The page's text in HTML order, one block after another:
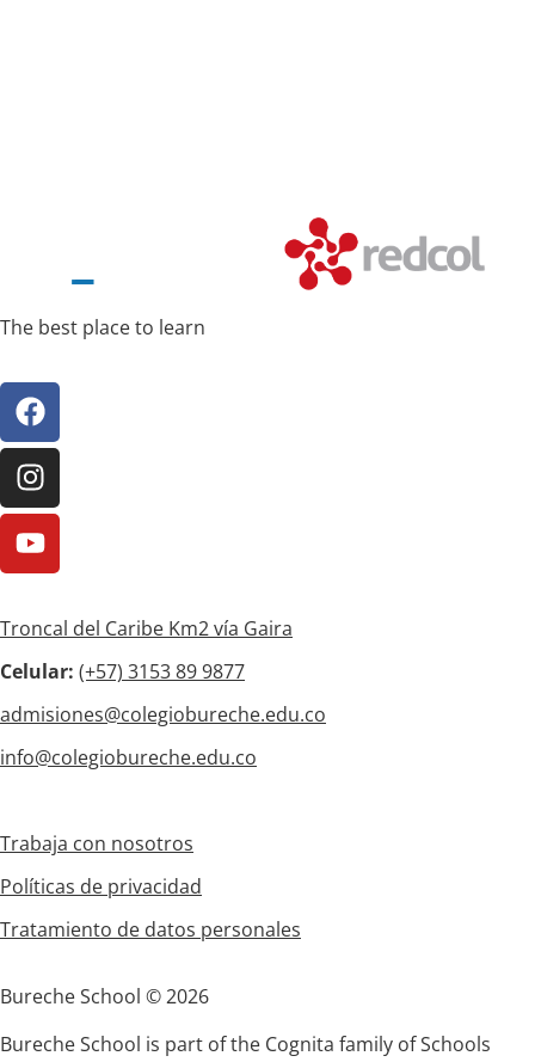
The best place to learn
Troncal del Caribe Km2 vía Gaira
Celular: (+57) 3153 89 9877
admisiones@colegiobureche.edu.co
info@colegiobureche.edu.co
Trabaja con nosotros
Políticas de privacidad
Tratamiento de datos personales
Bureche School © 2026
Bureche School is part of the Cognita family of Schools